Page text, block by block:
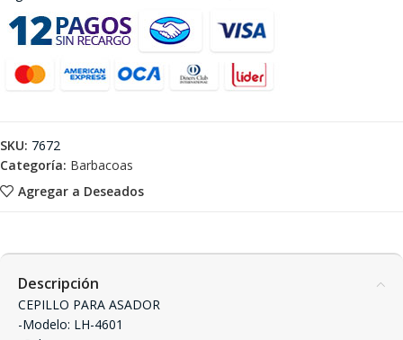
Agregar a Deseados
SKU: 7672
Categoría: Barbacoas
Descripción
CEPILLO PARA ASADOR
-Modelo: LH-4601